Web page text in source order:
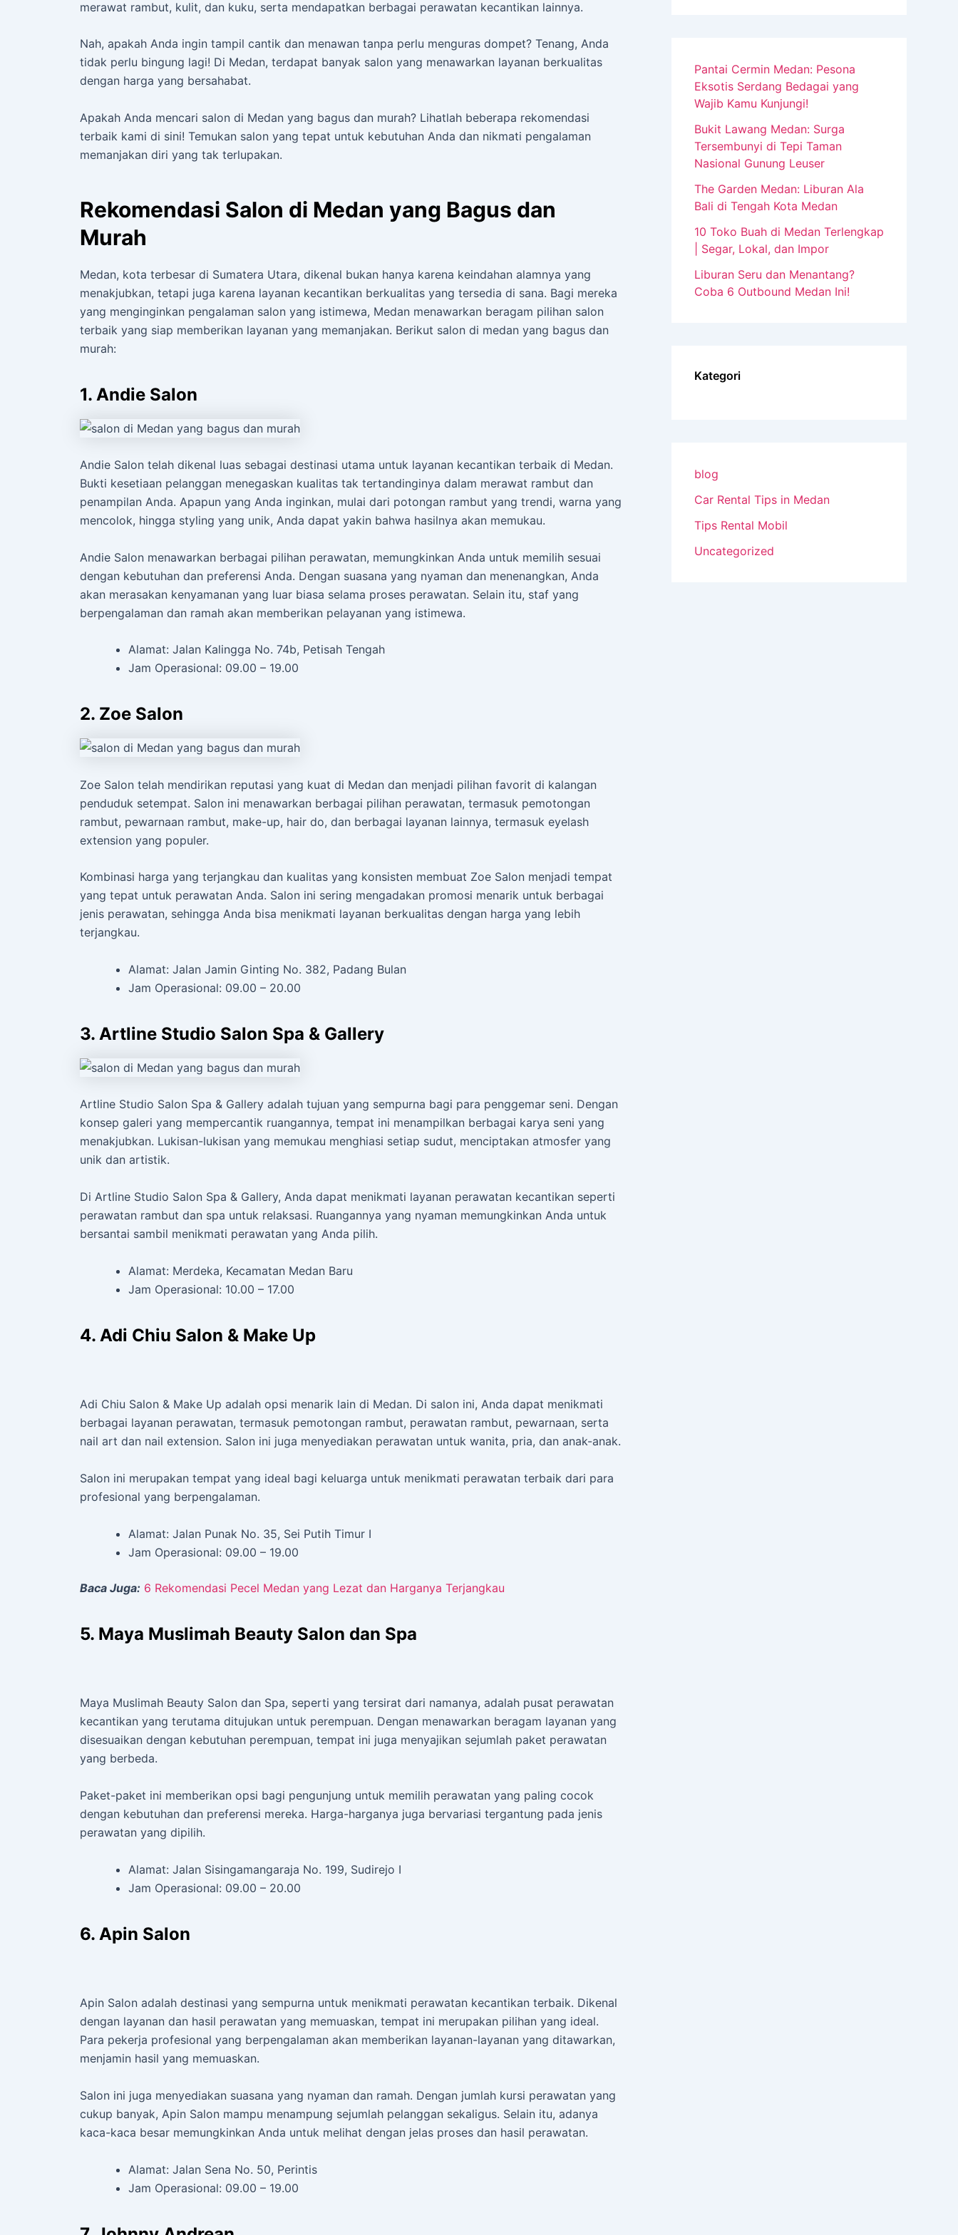
merawat rambut, kulit, dan kuku, serta mendapatkan berbagai perawatan kecantikan lainnya.
Nah, apakah Anda ingin tampil cantik dan menawan tanpa perlu menguras dompet? Tenang, Anda
tidak perlu bingung lagi! Di Medan, terdapat banyak salon yang menawarkan layanan berkualitas
dengan harga yang bersahabat.
Apakah Anda mencari salon di Medan yang bagus dan murah? Lihatlah beberapa rekomendasi
terbaik kami di sini! Temukan salon yang tepat untuk kebutuhan Anda dan nikmati pengalaman
memanjakan diri yang tak terlupakan.
Rekomendasi Salon di Medan yang Bagus dan
Murah
Medan, kota terbesar di Sumatera Utara, dikenal bukan hanya karena keindahan alamnya yang
menakjubkan, tetapi juga karena layanan kecantikan berkualitas yang tersedia di sana. Bagi mereka
yang menginginkan pengalaman salon yang istimewa, Medan menawarkan beragam pilihan salon
terbaik yang siap memberikan layanan yang memanjakan. Berikut salon di medan yang bagus dan
murah:
1. Andie Salon
Andie Salon telah dikenal luas sebagai destinasi utama untuk layanan kecantikan terbaik di Medan.
Bukti kesetiaan pelanggan menegaskan kualitas tak tertandinginya dalam merawat rambut dan
penampilan Anda. Apapun yang Anda inginkan, mulai dari potongan rambut yang trendi, warna yang
mencolok, hingga styling yang unik, Anda dapat yakin bahwa hasilnya akan memukau.
Andie Salon menawarkan berbagai pilihan perawatan, memungkinkan Anda untuk memilih sesuai
dengan kebutuhan dan preferensi Anda. Dengan suasana yang nyaman dan menenangkan, Anda
akan merasakan kenyamanan yang luar biasa selama proses perawatan. Selain itu, staf yang
berpengalaman dan ramah akan memberikan pelayanan yang istimewa.
Alamat: Jalan Kalingga No. 74b, Petisah Tengah
Jam Operasional: 09.00 – 19.00
2. Zoe Salon
Zoe Salon telah mendirikan reputasi yang kuat di Medan dan menjadi pilihan favorit di kalangan
penduduk setempat. Salon ini menawarkan berbagai pilihan perawatan, termasuk pemotongan
rambut, pewarnaan rambut, make-up, hair do, dan berbagai layanan lainnya, termasuk eyelash
extension yang populer.
Kombinasi harga yang terjangkau dan kualitas yang konsisten membuat Zoe Salon menjadi tempat
yang tepat untuk perawatan Anda. Salon ini sering mengadakan promosi menarik untuk berbagai
jenis perawatan, sehingga Anda bisa menikmati layanan berkualitas dengan harga yang lebih
terjangkau.
Alamat: Jalan Jamin Ginting No. 382, Padang Bulan
Jam Operasional: 09.00 – 20.00
3. Artline Studio Salon Spa & Gallery
Artline Studio Salon Spa & Gallery adalah tujuan yang sempurna bagi para penggemar seni. Dengan
konsep galeri yang mempercantik ruangannya, tempat ini menampilkan berbagai karya seni yang
menakjubkan. Lukisan-lukisan yang memukau menghiasi setiap sudut, menciptakan atmosfer yang
unik dan artistik.
Di Artline Studio Salon Spa & Gallery, Anda dapat menikmati layanan perawatan kecantikan seperti
perawatan rambut dan spa untuk relaksasi. Ruangannya yang nyaman memungkinkan Anda untuk
bersantai sambil menikmati perawatan yang Anda pilih.
Alamat: Merdeka, Kecamatan Medan Baru
Jam Operasional: 10.00 – 17.00
4. Adi Chiu Salon & Make Up
Adi Chiu Salon & Make Up adalah opsi menarik lain di Medan. Di salon ini, Anda dapat menikmati
berbagai layanan perawatan, termasuk pemotongan rambut, perawatan rambut, pewarnaan, serta
nail art dan nail extension. Salon ini juga menyediakan perawatan untuk wanita, pria, dan anak-anak.
Salon ini merupakan tempat yang ideal bagi keluarga untuk menikmati perawatan terbaik dari para
profesional yang berpengalaman.
Alamat: Jalan Punak No. 35, Sei Putih Timur I
Jam Operasional: 09.00 – 19.00
Baca Juga: 6 Rekomendasi Pecel Medan yang Lezat dan Harganya Terjangkau
5. Maya Muslimah Beauty Salon dan Spa
Maya Muslimah Beauty Salon dan Spa, seperti yang tersirat dari namanya, adalah pusat perawatan
kecantikan yang terutama ditujukan untuk perempuan. Dengan menawarkan beragam layanan yang
disesuaikan dengan kebutuhan perempuan, tempat ini juga menyajikan sejumlah paket perawatan
yang berbeda.
Paket-paket ini memberikan opsi bagi pengunjung untuk memilih perawatan yang paling cocok
dengan kebutuhan dan preferensi mereka. Harga-harganya juga bervariasi tergantung pada jenis
perawatan yang dipilih.
Alamat: Jalan Sisingamangaraja No. 199, Sudirejo I
Jam Operasional: 09.00 – 20.00
6. Apin Salon
Apin Salon adalah destinasi yang sempurna untuk menikmati perawatan kecantikan terbaik. Dikenal
dengan layanan dan hasil perawatan yang memuaskan, tempat ini merupakan pilihan yang ideal.
Para pekerja profesional yang berpengalaman akan memberikan layanan-layanan yang ditawarkan,
menjamin hasil yang memuaskan.
Salon ini juga menyediakan suasana yang nyaman dan ramah. Dengan jumlah kursi perawatan yang
cukup banyak, Apin Salon mampu menampung sejumlah pelanggan sekaligus. Selain itu, adanya
kaca-kaca besar memungkinkan Anda untuk melihat dengan jelas proses dan hasil perawatan.
Alamat: Jalan Sena No. 50, Perintis
Jam Operasional: 09.00 – 19.00
Pantai Cermin Medan: Pesona
Eksotis Serdang Bedagai yang
Wajib Kamu Kunjungi!
Bukit Lawang Medan: Surga
Tersembunyi di Tepi Taman
Nasional Gunung Leuser
The Garden Medan: Liburan Ala
Bali di Tengah Kota Medan
10 Toko Buah di Medan Terlengkap
| Segar, Lokal, dan Impor
Liburan Seru dan Menantang?
Coba 6 Outbound Medan Ini!
Kategori
blog
Car Rental Tips in Medan
Tips Rental Mobil
Uncategorized